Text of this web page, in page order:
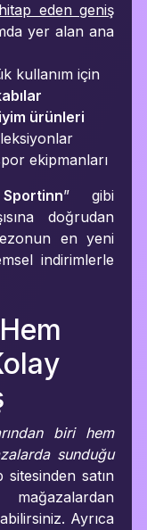
hitap eden geniş
yer alan ana
kullanım için
ürünleri
ekipmanları
” gibi
doğrudan
en yeni
indirimlerle
biri hem
sunduğu
sitesinden satın
mağazalardan
Ayrıca